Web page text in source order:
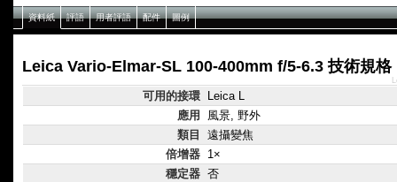
資料紙 評語 用者評語 配件 圖例
Leica Vario-Elmar-SL 100-400mm f/5-6.3 技術規格
可用的接環
Leica L
應用
風景, 野外
類目
遠攝變焦
倍增器 1×
穩定器 否